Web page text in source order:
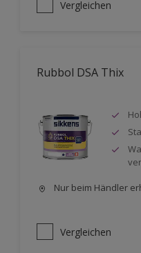
Vergleichen
Rubbol DSA Thix
Nur beim Händler
Vergleichen